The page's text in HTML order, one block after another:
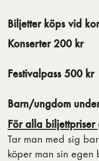
Biljetter köps vid
Konserter 200 kr
Festivalpass 500 kr
Barn/ungdom
För alla
Tar man med sig
köper man sin